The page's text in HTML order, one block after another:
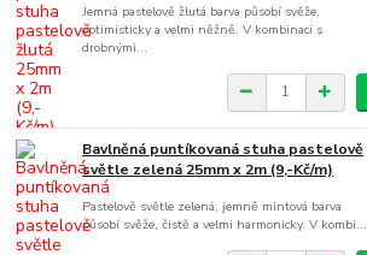
Jemná pastelově žlutá barva působí svěže,
optimisticky a velmi něžně. V kombinaci s
drobnými...
Bavlněná puntíkovaná stuha pastelově
světle zelená 25mm x 2m (9,-Kč/m)
Pastelově světle zelená, jemně mintová barva
působí svěže, čistě a velmi harmonicky. V kombi...